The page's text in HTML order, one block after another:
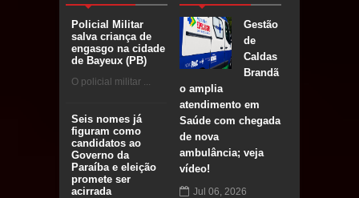
Policial Militar
salva criança de
engasgo na cidade
de Bayeux (PB)
O policial militar ...
Seis nomes já
figuram como
candidatos ao
Governo da
Paraíba e eleição
promete ser
acirrada
Gestão
de
Caldas
Brandã
o amplia
atendimento em
Saúde com chegada
de nova
ambulância; veja
vídeo!
Jul 06, 2026